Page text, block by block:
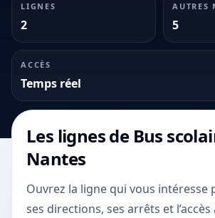
LIGNES
2
AUTRES
5
ACCÈS
Temps réel
Les lignes de Bus
Nantes
Ouvrez la ligne qui vous
ses directions, ses arrêts et